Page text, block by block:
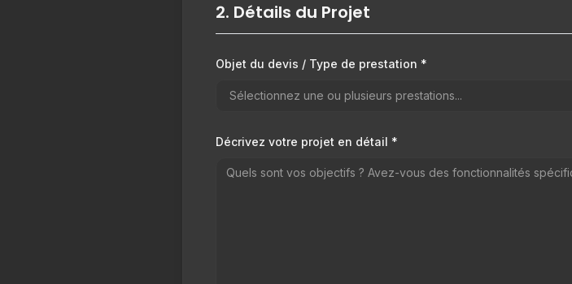
2. Détails du Projet
Objet du devis / Type de prestation *
Sélectionnez une ou plusieurs prestations...
Décrivez votre projet en détail *